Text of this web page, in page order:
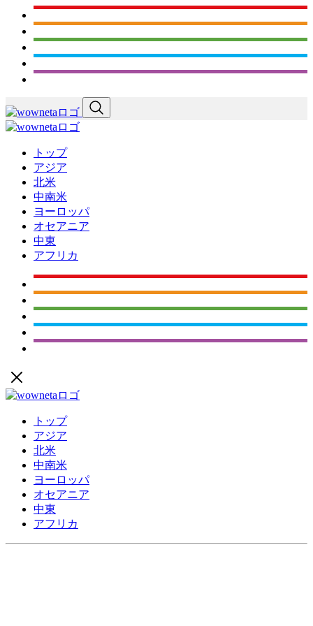
トップ
アジア
北米
中南米
ヨーロッパ
オセアニア
中東
アフリカ
トップ
アジア
北米
中南米
ヨーロッパ
オセアニア
中東
アフリカ